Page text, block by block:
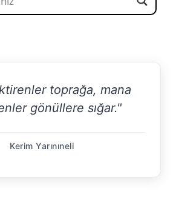
toprağa, mana
gönüllere sığar."
Kerim Yarınıneli